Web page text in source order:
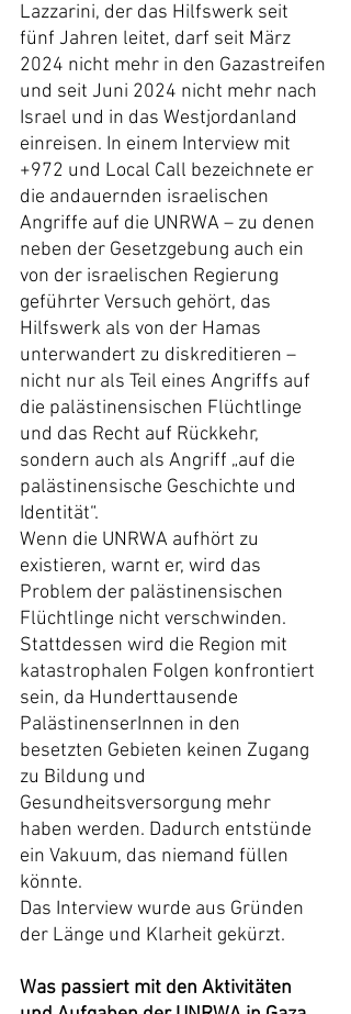
Lazzarini, der das Hilfswerk seit
fünf Jahren leitet, darf seit März
2024 nicht mehr in den Gazastreifen
und seit Juni 2024 nicht mehr nach
Israel und in das Westjordanland
einreisen. In einem Interview mit
+972 und Local Call bezeichnete er
die andauernden israelischen
Angriffe auf die UNRWA – zu denen
neben der Gesetzgebung auch ein
von der israelischen Regierung
geführter Versuch gehört, das
Hilfswerk als von der Hamas
unterwandert zu diskreditieren –
nicht nur als Teil eines Angriffs auf
die palästinensischen Flüchtlinge
und das Recht auf Rückkehr,
sondern auch als Angriff „auf die
palästinensische Geschichte und
Identität“.
Wenn die UNRWA aufhört zu
existieren, warnt er, wird das
Problem der palästinensischen
Flüchtlinge nicht verschwinden.
Stattdessen wird die Region mit
katastrophalen Folgen konfrontiert
sein, da Hunderttausende
PalästinenserInnen in den
besetzten Gebieten keinen Zugang
zu Bildung und
Gesundheitsversorgung mehr
haben werden. Dadurch entstünde
ein Vakuum, das niemand füllen
könnte.
Das Interview wurde aus Gründen
der Länge und Klarheit gekürzt.
Was passiert mit den Aktivitäten